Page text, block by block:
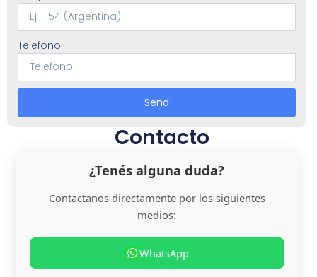
Telefono
Send
Contacto
¿Tenés alguna duda?
Contactanos directamente por los siguientes
medios:
WhatsApp